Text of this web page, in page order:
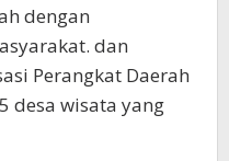
dengan
dan
Perangkat Daerah
desa wisata yang